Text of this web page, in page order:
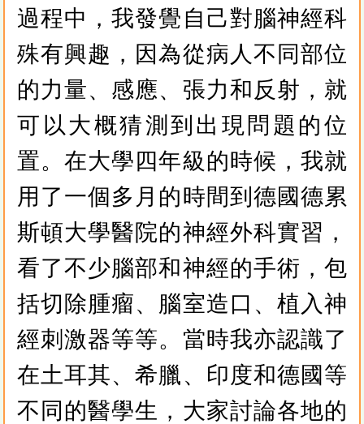
過程中，我發覺自己對腦神經科
殊有興趣，因為從病人不同部位
的力量、感應、張力和反射，就
可以大概猜測到出現問題的位
置。在大學四年級的時候，我就
用了一個多月的時間到德國德累
斯頓大學醫院的神經外科實習，
看了不少腦部和神經的手術，包
括切除腫瘤、腦室造口、植入神
經刺激器等等。當時我亦認識了
在土耳其、希臘、印度和德國等
不同的醫學生，大家討論各地的